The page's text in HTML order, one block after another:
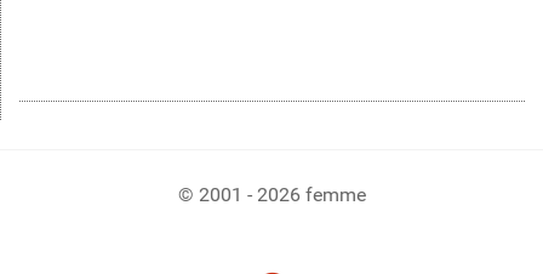
© 2001 - 2026 femme